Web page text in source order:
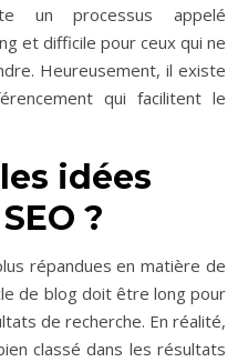
un processus appelé
et difficile pour ceux qui ne
Heureusement, il existe
qui facilitent le
idées
?
répandues en matière de
de blog doit être long pour
de recherche. En réalité,
classé dans les résultats